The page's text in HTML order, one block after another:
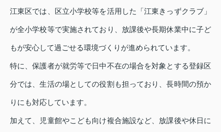
江東区では、区立小学校等を活用した「江東きっずクラブ」
が全小学校等で実施されており、放課後や長期休業中に子ど
もが安心して過ごせる環境づくりが進められています。
特に、保護者が就労等で日中不在の場合を対象とする登録区
分では、生活の場としての役割も担っており、長時間の預か
りにも対応しています。
加えて、児童館やこども向け複合施設など、放課後や休日に